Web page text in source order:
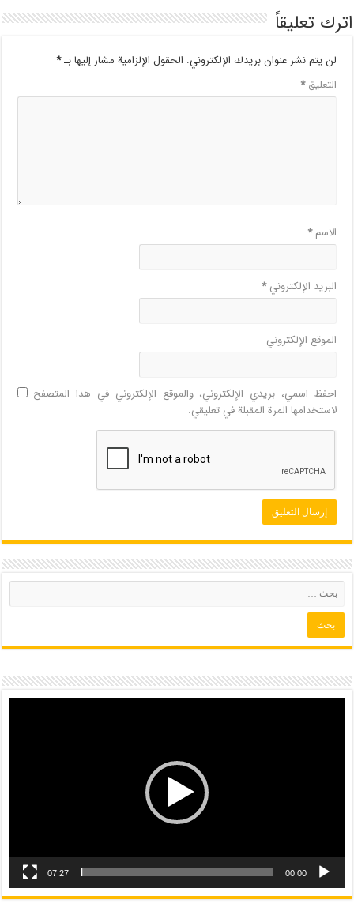
اترك تعليقاً
لن يتم نشر عنوان بريدك الإلكتروني. الحقول الإلزامية مشار إليها بـ*
التعليق*
الاسم*
البريد الإلكتروني*
الموقع الإلكتروني
احفظ اسمي، بريدي الإلكتروني، والموقع الإلكتروني في هذا المتصفح
لاستخدامها المرة المقبلة في تعليقي.
00:00
07:27